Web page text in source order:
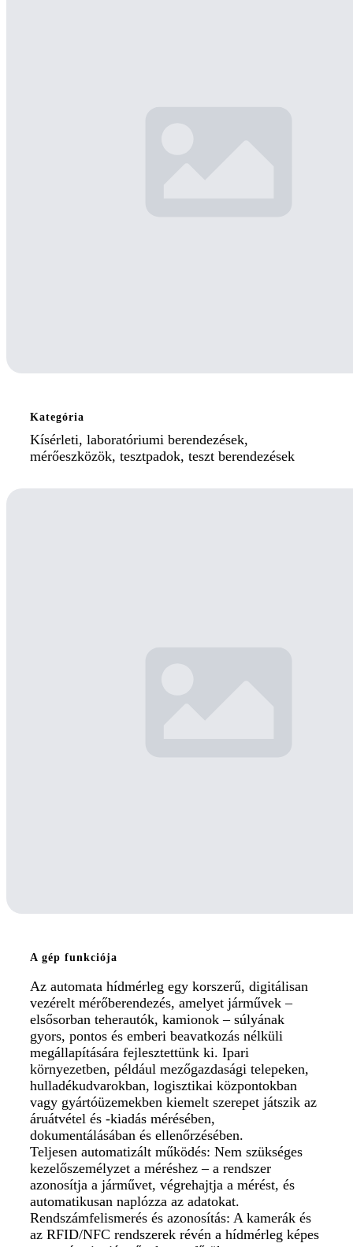
Kategória
Kísérleti, laboratóriumi berendezések,
mérőeszközök, tesztpadok, teszt berendezések
A gép funkciója
Az automata hídmérleg egy korszerű, digitálisan
vezérelt mérőberendezés, amelyet járművek –
elsősorban teherautók, kamionok – súlyának
gyors, pontos és emberi beavatkozás nélküli
megállapítására fejlesztettünk ki. Ipari
környezetben, például mezőgazdasági telepeken,
hulladékudvarokban, logisztikai központokban
vagy gyártóüzemekben kiemelt szerepet játszik az
áruátvétel és -kiadás mérésében,
dokumentálásában és ellenőrzésében.
Teljesen automatizált működés: Nem szükséges
kezelőszemélyzet a méréshez – a rendszer
azonosítja a járművet, végrehajtja a mérést, és
automatikusan naplózza az adatokat.
Rendszámfelismerés és azonosítás: A kamerák és
az RFID/NFC rendszerek révén a hídmérleg képes